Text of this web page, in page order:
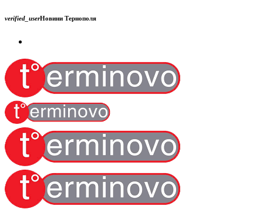
verified_userНовини Тернополя